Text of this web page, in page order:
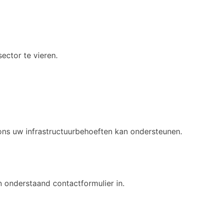
te vieren.
uw infrastructuurbehoeften kan ondersteunen.
onderstaand contactformulier in.